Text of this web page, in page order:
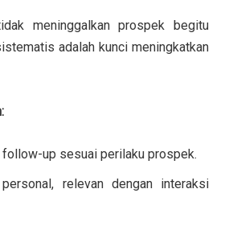
meninggalkan prospek begitu
adalah kunci meningkatkan
follow-up sesuai perilaku prospek.
relevan dengan interaksi